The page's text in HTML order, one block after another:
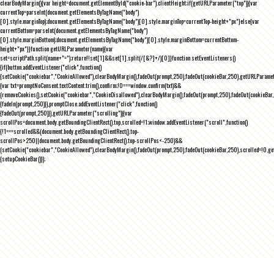
clearBodyMargin(){var height=document.getElementById("cookie-bar").clientHeight;if(getURLParameter("top")){var
currentTop=parseInt(document.getElementsByTagName("body")
[0].style.marginTop);document.getElementsByTagName("body")[0].style.marginTop=currentTop-height+"px"}else{var
currentBottom=parseInt(document.getElementsByTagName("body")
[0].style.marginBottom);document.getElementsByTagName("body")[0].style.marginBottom=currentBottom-
height+"px"}}function getURLParameter(name){var
set=scriptPath.split(name+"=");return!!set[1]&&set[1].split(/[&?]+/)[0]}function setEventListeners()
{if(button.addEventListener("click",function()
{var txt=promptNoConsent.textContent.trim(),confirm;!0===window.confirm(txt)&&
{fadeIn(prompt,250)}),promptClose.addEventListener("click",function()
{fadeOut(prompt,250)}),getURLParameter("scrolling")){var
scrollPos=document.body.getBoundingClientRect().top,scrolled=!1;window.addEventListener("scroll",function()
{!1===scrolled&&(document.body.getBoundingClientRect().top-
scrollPos>250||document.body.getBoundingClientRect().top-scrollPos<-250)&&
{setupCookieBar()});